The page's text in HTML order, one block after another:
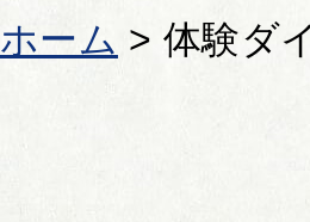
ホーム > 体験ダ